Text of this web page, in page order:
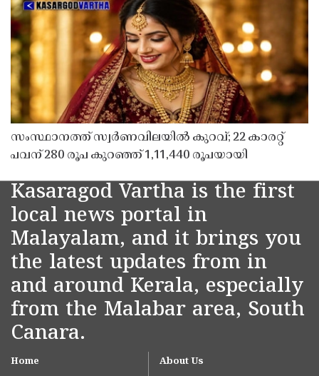
സംസ്ഥാനത്ത് സ്വർണവിലയിൽ കുറവ്; 22 കാരറ്റ്
പവന് 280 രൂപ കുറഞ്ഞ് 1,11,440 രൂപയായി
Kasaragod Vartha is the first
local news portal in
Malayalam, and it brings you
the latest updates from in
and around Kerala, especially
from the Malabar area, South
Canara.
Home About Us